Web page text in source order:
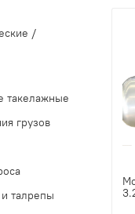
/
такелажные
грузов
талрепы